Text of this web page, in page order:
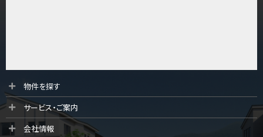
第10位
3,990万円
古淵駅
物件を探す
サービス・ご案内
会社情報